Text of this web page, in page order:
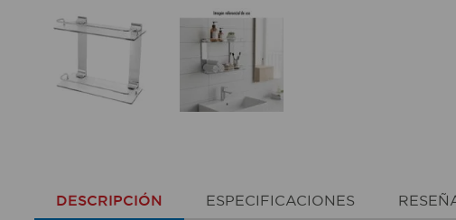
DESCRIPCIÓN ESPECIFICACIONES